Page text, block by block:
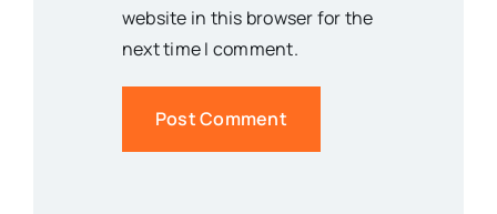
website in this browser for the
next time I comment.